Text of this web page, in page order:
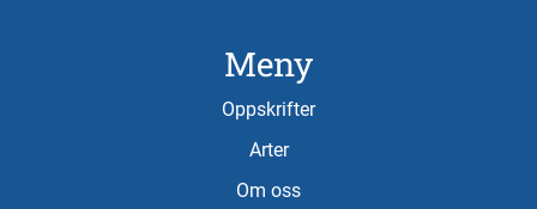
Meny
Oppskrifter
Arter
Om oss